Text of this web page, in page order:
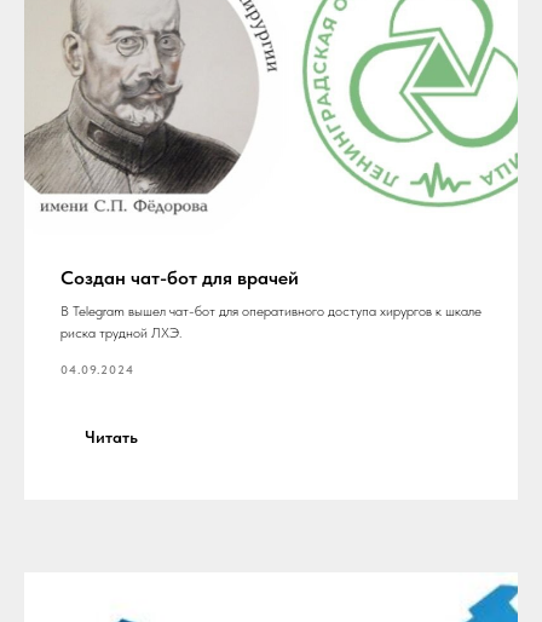
Создан чат-бот для врачей
В Telegram вышел чат-бот для оперативного доступа хирургов к шкале
риска трудной ЛХЭ.
04.09.2024
Читать